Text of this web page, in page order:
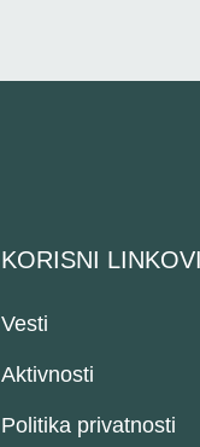
KORISNI LINKOVI
Vesti
Aktivnosti
Politika privatnosti